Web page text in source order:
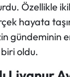
Özellikle
hayata
gündeminin
oldu.